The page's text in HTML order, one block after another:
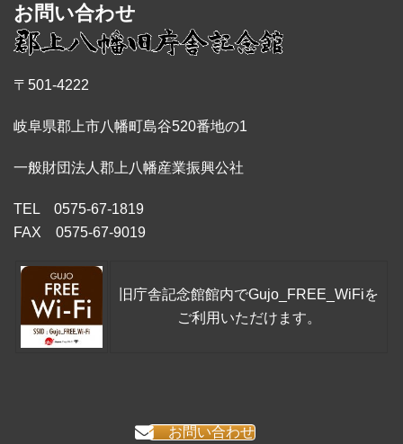
お問い合わせ
〒501-4222
岐阜県郡上市八幡町島谷520番地の1
一般財団法人郡上八幡産業振興公社
TEL 0575-67-1819
FAX 0575-67-9019
旧庁舎記念館館内でGujo_FREE_WiFiを
ご利用いただけます。
お問い合わせ